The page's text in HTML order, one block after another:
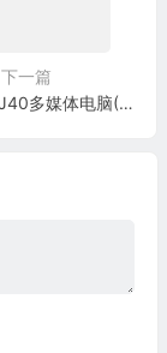
下一篇
北汽北京 BJ40多媒体电脑(16针)端子